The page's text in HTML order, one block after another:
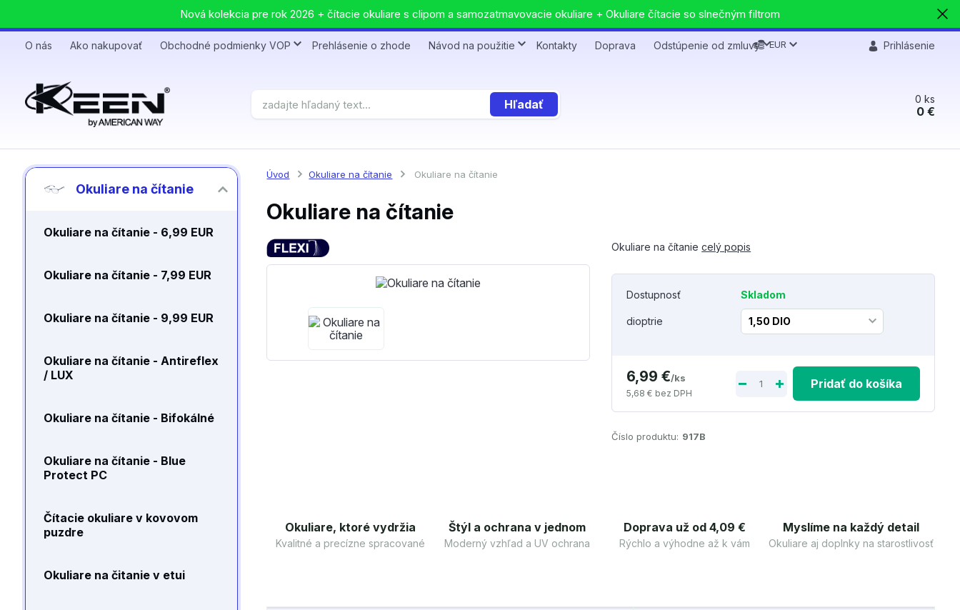
Nová kolekcia pre rok 2026 + čítacie okuliare s clipom a samozatmavovacie okuliare + Okuliare čítacie so slnečným filtrom
O nás Ako nakupovať Obchodné podmienky VOP Prehlásenie o zhode Návod na použitie Kontakty Doprava Odstúpenie od zmluvy EUR Prihlásenie
Hľadať 0 ks
0 €
Okuliare na čítanie
Okuliare na čítanie - 6,99 EUR
Okuliare na čítanie - 7,99 EUR
Okuliare na čítanie - 9,99 EUR
Okuliare na čítanie - Antireflex
/ LUX
Okuliare na čítanie - Bifokálné
Okuliare na čítanie - Blue
Protect PC
Čítacie okuliare v kovovom
puzdre
Okuliare na čitanie v etui
Úvod Okuliare na čítanie Okuliare na čítanie
Okuliare na čítanie
Okuliare na čítaniecelý popis
Dostupnosť Skladom
dioptrie
6,99 €/ks
5,68 € bez DPH
Pridať do košíka
Číslo produktu: 917B
Okuliare, ktoré vydržia
Kvalitné a precízne spracované
Štýl a ochrana v jednom
Moderný vzhľad a UV ochrana
Doprava už od 4,09 €
Rýchlo a výhodne až k vám
Myslíme na každý detail
Okuliare aj doplnky na starostlivosť